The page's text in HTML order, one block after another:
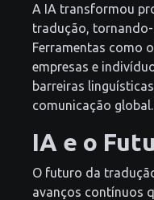
A IA transformou
tradução, tornando-
Ferramentas como
empresas e
barreiras
comunicação global.
IA e o
O futuro da
avanços contínuos